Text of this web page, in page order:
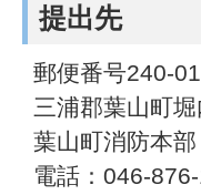
提出先
郵便番号240-
三浦郡葉山町
葉山町消防本
電話：046-